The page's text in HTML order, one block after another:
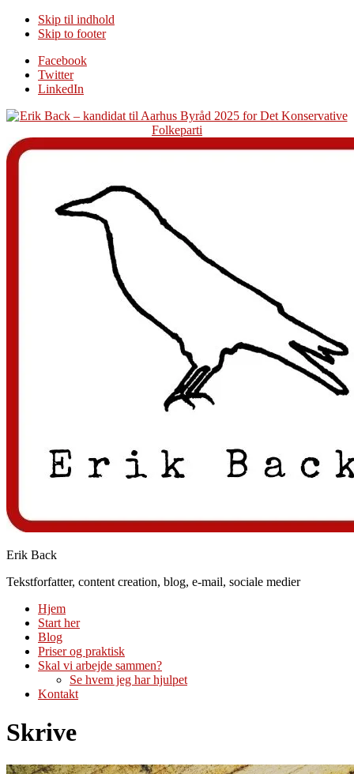
Skip til indhold
Skip to footer
Additional
menu
Facebook
Twitter
LinkedIn
Erik Back
Tekstforfatter, content creation, blog, e-mail, sociale medier
Hjem
Start her
Blog
Priser og praktisk
Skal vi arbejde sammen?
Se hvem jeg har hjulpet
Kontakt
Skrive